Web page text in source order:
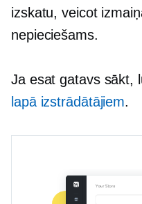
izskatu, veicot
nepieciešams.
Ja esat gatavs sākt,
lapā izstrādātājiem.